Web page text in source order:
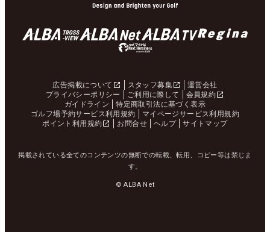
広告掲載について スタッフ募集
運営会社
プライバシーポリシー
ご利用に際して
会員規約
ガイドライン
特定商取引法に基づく表示
ゴルフ場予約サービス利用規約
マイページサービス利用規約
ポイント利用規約
お問合せ ヘルプ サイトマップ
掲載されている全てのコンテンツの無断での転載、転用、コピー等は禁じま
す。
© ALBA Net